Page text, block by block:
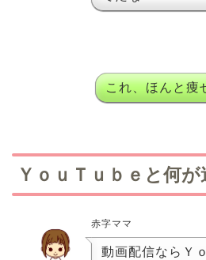
これ、ほんと痩
ＹｏｕＴｕｂｅと何が
赤字ママ
動画配信ならＹ